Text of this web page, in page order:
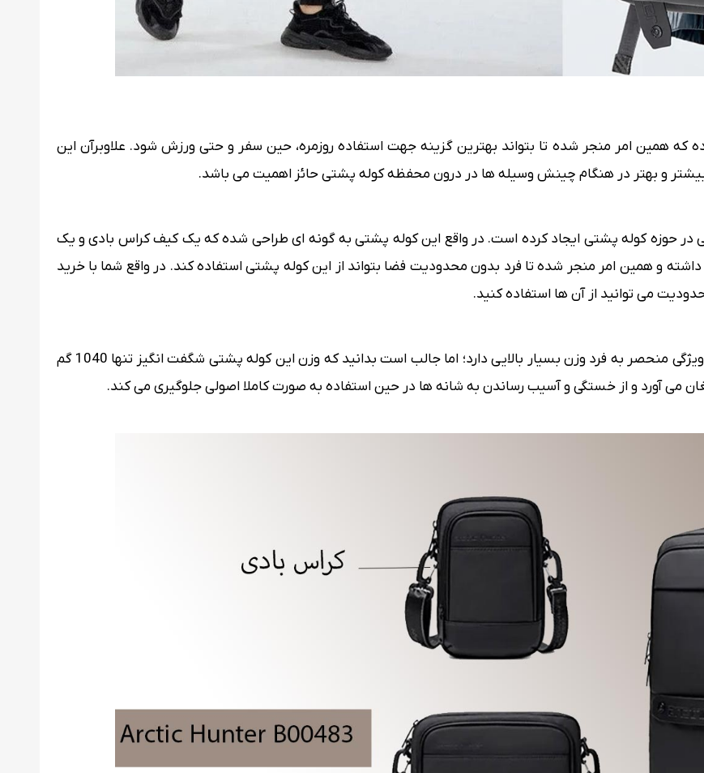
سانتی متر برخوردار بوده که همین امر منجر شده تا بتواند بهترین گزینه جهت استفاده روزمره، حین سفر و حتی ورزش شود. علاوبرآن این
در حوزه کوله پشتی ایجاد کرده است. در واقع این کوله پشتی به گونه ای طراحی شده که یک کیف کراس بادی و یک
و همین امر منجر شده تا فرد بدون محدودیت فضا بتواند از این کوله پشتی استفاده کند. در واقع شما با خرید
می توانید از آن ها استفاده کنید.
شاید با خود فکر کنید که این کوله با برخورداری از این همه ویژگی منحصر به فرد وزن بسیار بالایی دارد؛ اما جالب است بدانید که وزن این کوله پشتی شگفت انگیز تنها 1040 گم
می آورد و از خستگی و آسیب رساندن به شانه ها در حین استفاده به صورت کاملا اصولی جلوگیری می کند.